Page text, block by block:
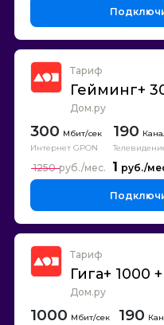
Тариф
Гейминг+
Дом.ру
300
Интернет GPON
190
1
1250
Тариф
Гига+ 1000
Дом.ру
1000 190